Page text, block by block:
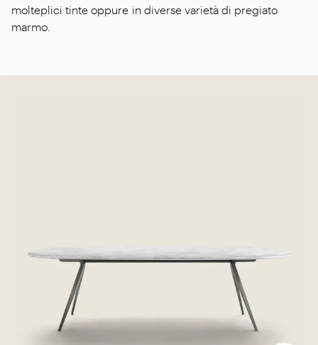
molteplici tinte oppure in diverse varietà di pregiato
marmo.